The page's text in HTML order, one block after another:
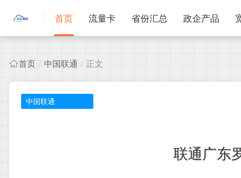
首页 流量卡 省份汇总 政企产品
首页 / 中国联通 / 正文
中国联通
联通广东